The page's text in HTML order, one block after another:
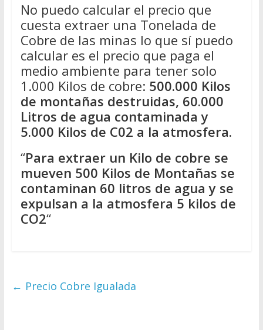
No puedo calcular el precio que
cuesta extraer una Tonelada de
Cobre de las minas lo que sí puedo
calcular es el precio que paga el
medio ambiente para tener solo
1.000 Kilos de cobre: 500.000 Kilos
de montañas destruidas, 60.000
Litros de agua contaminada y
5.000 Kilos de C02 a la atmosfera.
“Para extraer un Kilo de cobre se
mueven 500 Kilos de Montañas se
contaminan 60 litros de agua y se
expulsan a la atmosfera 5 kilos de
CO2“
← Precio Cobre Igualada